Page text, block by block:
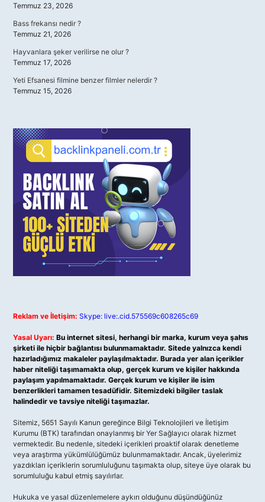
Temmuz 23, 2026
Bass frekansı nedir ?
Temmuz 21, 2026
Hayvanlara şeker verilirse ne olur ?
Temmuz 17, 2026
Yeti Efsanesi filmine benzer filmler nelerdir ?
Temmuz 15, 2026
Reklam ve İletişim: Skype: live:.cid.575569c608265c69
Yasal Uyarı: Bu internet sitesi, herhangi bir marka, kurum veya şahıs
şirketi ile hiçbir bağlantısı bulunmamaktadır. Sitede yalnızca kendi
hazırladığımız makaleler paylaşılmaktadır. Burada yer alan içerikler
haber niteliği taşımamakta olup, gerçek kurum ve kişiler hakkında
paylaşım yapılmamaktadır. Gerçek kurum ve kişiler ile isim
benzerlikleri tamamen tesadüfidir. Sitemizdeki bilgiler taslak
halindedir ve tavsiye niteliği taşımazlar.
Sitemiz, 5651 Sayılı Kanun gereğince Bilgi Teknolojileri ve İletişim
Kurumu (BTK) tarafından onaylanmış bir Yer Sağlayıcı olarak hizmet
vermektedir. Bu nedenle, sitedeki içerikleri proaktif olarak denetleme
veya araştırma yükümlülüğümüz bulunmamaktadır. Ancak, üyelerimiz
yazdıkları içeriklerin sorumluluğunu taşımakta olup, siteye üye olarak bu
sorumluluğu kabul etmiş sayılırlar.
Hukuka ve yasal düzenlemelere aykırı olduğunu düşündüğünüz